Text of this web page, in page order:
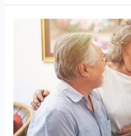
Comment
commencer
adulte ?